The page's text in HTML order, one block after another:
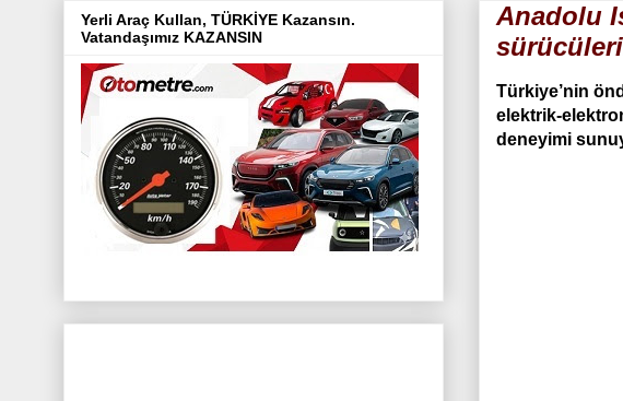
Anadolu
Türkiye’nin
elektrik-
deneyimi
Yerli Araç Kullan, TÜRKİYE Kazansın.
Vatandaşımız KAZANSIN